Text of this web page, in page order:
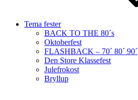
Tema fester
BACK TO THE 80´s
Oktoberfest
FLASHBACK – 70´ 80´ 90´
Den Store Klassefest
Julefrokost
Bryllup